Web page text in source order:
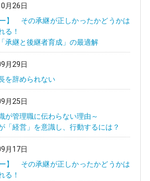
月26日
ー】 その承継が正しかったかどうかは
る！
継と後継者育成」の最適解
月29日
を辞められない
月25日
が管理職に伝わらない理由～
「経営」を意識し、行動するには？
月17日
ー】 その承継が正しかったかどうかは
る！